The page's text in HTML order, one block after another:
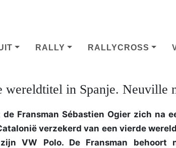
RALLY RALLYCROSS
wereldtitel in Spanje. Neuville
Fransman Sébastien Ogier zich na
verzekerd van een vierde
VW Polo. De Fransman behoort